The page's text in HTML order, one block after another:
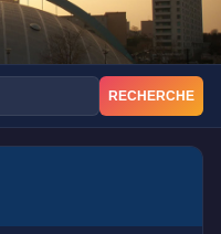
RECHERCHE